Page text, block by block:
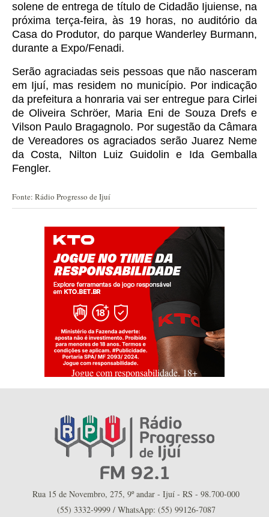
solene de entrega de título de Cidadão Ijuiense, na
próxima terça-feira, às 19 horas, no auditório da
Casa do Produtor, do parque Wanderley Burmann,
durante a Expo/Fenadi.
Serão agraciadas seis pessoas que não nasceram
em Ijuí, mas residem no município. Por indicação
da prefeitura a honraria vai ser entregue para Cirlei
de Oliveira Schröer, Maria Eni de Souza Drefs e
Vilson Paulo Bragagnolo. Por sugestão da Câmara
de Vereadores os agraciados serão Juarez Neme
da Costa, Nilton Luiz Guidolin e Ida Gemballa
Fengler.
Fonte: Rádio Progresso de Ijuí
Jogue com responsabilidade. 18+
Rua 15 de Novembro, 275, 9º andar - Ijuí - RS - 98.700-000
(55) 3332-9999 / WhatsApp: (55) 99126-7087